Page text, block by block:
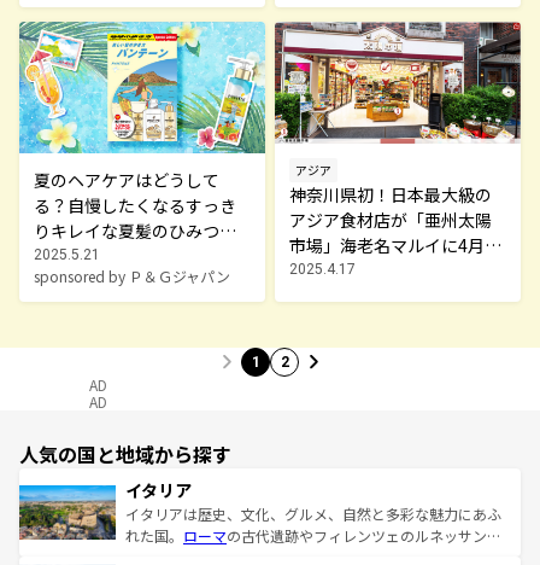
夏のヘアケアはどうして
る？自慢したくなるすっき
りキレイな夏髪のひみつと
は。「地球の歩き方×パン
テーン」PR展開中！
2025.5.21
sponsored by Ｐ＆Ｇジャパン
アジア
神奈川県初！日本最大級の
アジア食材店が「亜州太陽
市場」海老名マルイに4月18
日オープン
2025.4.17
1 2
AD
AD
人気の国と地域から探す
イタリア
イタリアは歴史、文化、グルメ、自然と多彩な魅力にあふ
れた国。 ローマの古代遺跡やフィレンツェのルネッサンス